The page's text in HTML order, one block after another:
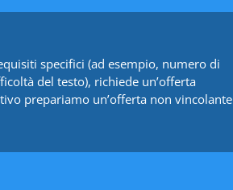
specifici (ad esempio, numero di
del testo), richiede un’offerta
prepariamo un’offerta non vincolante